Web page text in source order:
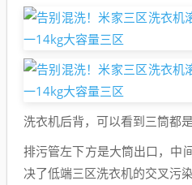
洗衣机后背，可以看到三筒都是
排污管左下方是大筒出口，中
决了低端三区洗衣机的交叉污